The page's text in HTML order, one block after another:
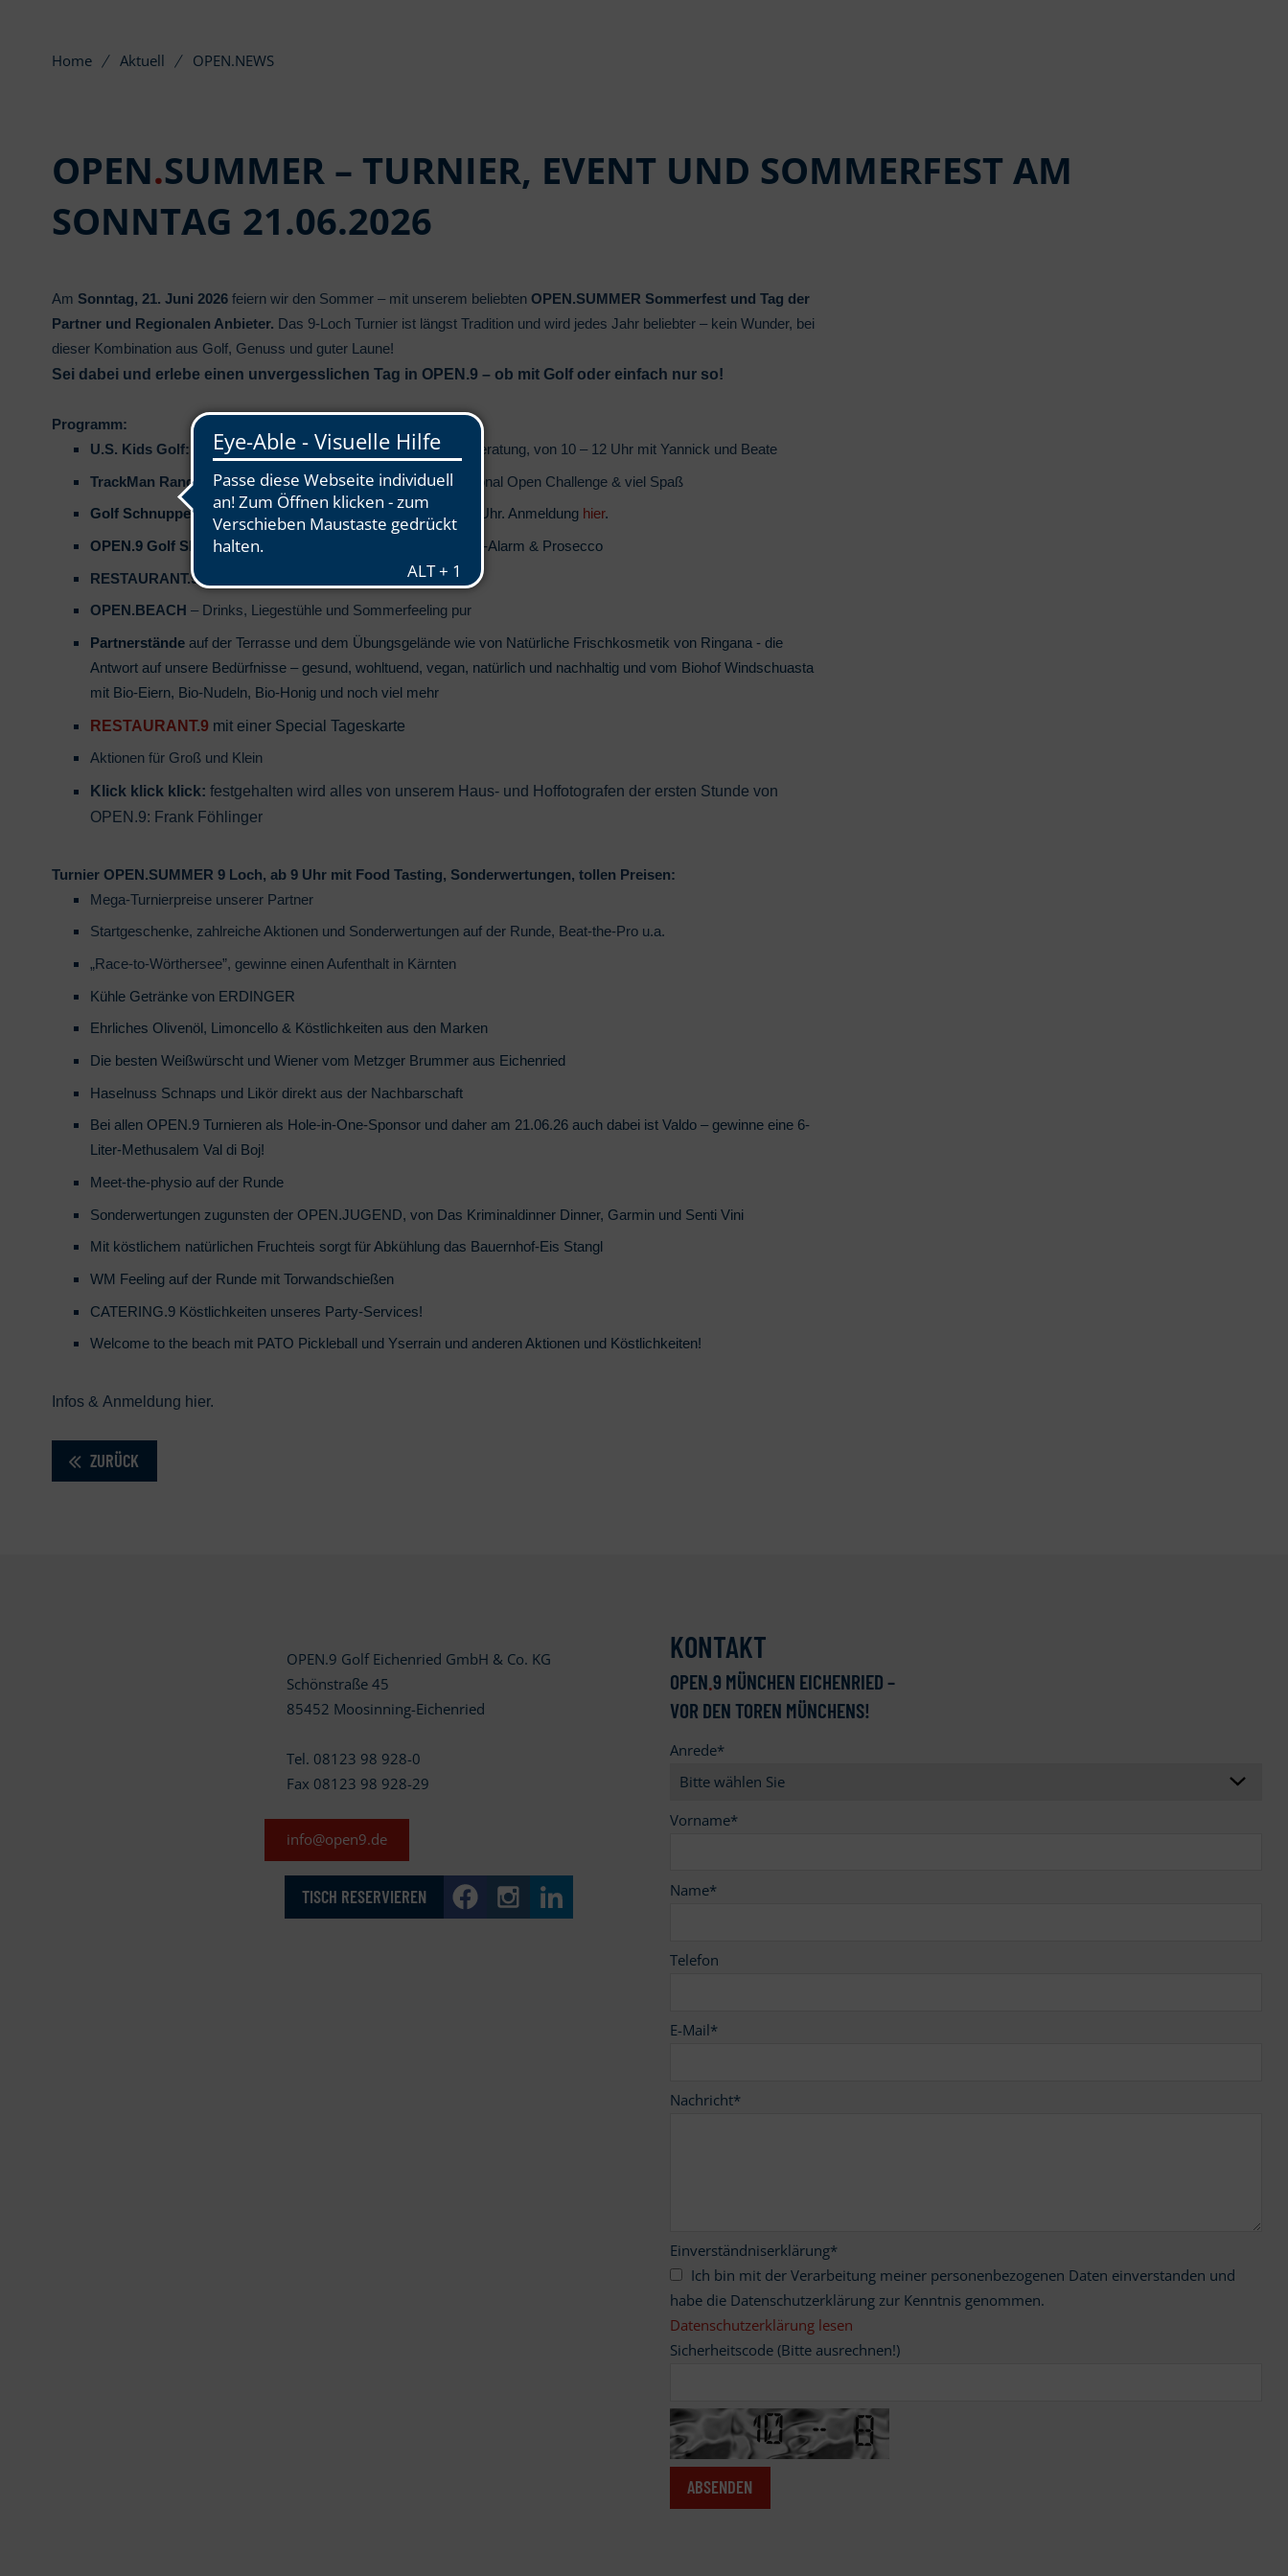
Home Aktuell OPEN.NEWS
OPEN.SUMMER – TURNIER, EVENT UND SOMMERFEST AM
SONNTAG 21.06.2026
Am Sonntag, 21. Juni 2026 feiern wir den Sommer – mit unserem beliebten OPEN.SUMMER Sommerfest und Tag der
Partner und Regionalen Anbieter. Das 9-Loch Turnier ist längst Tradition und wird jedes Jahr beliebter – kein Wunder, bei
dieser Kombination aus Golf, Genuss und guter Laune!
Sei dabei und erlebe einen unvergesslichen Tag in OPEN.9 – ob mit Golf oder einfach nur so!
Programm:
U.S. Kids Golf:
vorbeikommen, Schläger ausprobieren, Top Beratung, von 10 – 12 Uhr mit Yannick und Beate
TrackMan Range
– den ganzen Tag kostenlos, BMW International Open Challenge & viel Spaß
Golf Schnupperkurs: Golf unverbindlich ausprobieren um 12 Uhr. Anmeldung hier.
OPEN.9 Golf Shop : Summer Shopping mit WM-Schnäppchen-Alarm & Prosecco
RESTAURANT.9
– Healthy Food & Lieblingsgerichte
OPEN.BEACH – Drinks, Liegestühle und Sommerfeeling pur
Partnerständeauf der Terrasse und dem Übungsgelände wie von Natürliche Frischkosmetik von Ringana - die
Antwort auf unsere Bedürfnisse – gesund, wohltuend, vegan, natürlich und nachhaltig und vom Biohof Windschuasta
mit Bio-Eiern, Bio-Nudeln, Bio-Honig und noch viel mehr
RESTAURANT.9 mit einer Special Tageskarte
Aktionen für Groß und Klein
Klick klick klick: festgehalten wird alles von unserem Haus- und Hoffotografen der ersten Stunde von
OPEN.9: Frank Föhlinger
Turnier OPEN.SUMMER 9 Loch, ab 9 Uhr mit Food Tasting, Sonderwertungen, tollen Preisen:
Mega-Turnierpreise unserer Partner
Startgeschenke, zahlreiche Aktionen und Sonderwertungen auf der Runde, Beat-the-Pro u.a.
„Race-to-Wörthersee”, gewinne einen Aufenthalt in Kärnten
Kühle Getränke von ERDINGER
Ehrliches Olivenöl, Limoncello & Köstlichkeiten aus den Marken
Die besten Weißwürscht und Wiener vom Metzger Brummer aus Eichenried
Haselnuss Schnaps und Likör direkt aus der Nachbarschaft
Bei allen OPEN.9 Turnieren als Hole-in-One-Sponsor und daher am 21.06.26 auch dabei ist Valdo – gewinne eine 6-
Liter-Methusalem Val di Boj!
Meet-the-physio auf der Runde
Sonderwertungen zugunsten der OPEN.JUGEND, von Das Kriminaldinner Dinner, Garmin und Senti Vini
Mit köstlichem natürlichen Fruchteis sorgt für Abkühlung das Bauernhof-Eis Stangl
WM Feeling auf der Runde mit Torwandschießen
CATERING.9 Köstlichkeiten unseres Party-Services!
Welcome to the beach mit PATO Pickleball und Yserrain und anderen Aktionen und Köstlichkeiten!
Infos & Anmeldung hier.
ZURÜCK
OPEN.9 Golf Eichenried GmbH & Co. KG
Schönstraße 45
85452 Moosinning-Eichenried
Tel. 08123 98 928-0
Fax 08123 98 928-29
info@open9.de
TISCH RESERVIEREN
KONTAKT
OPEN 9 MÜNCHEN EICHENRIED –
VOR DEN TOREN MÜNCHENS!
Anrede*
Vorname*
Name*
Telefon
E-Mail*
Nachricht*
Einverständniserklärung*
habe die Datenschutzerklärung zur Kenntnis genommen.
Datenschutzerklärung lesen
Sicherheitscode (Bitte ausrechnen!)